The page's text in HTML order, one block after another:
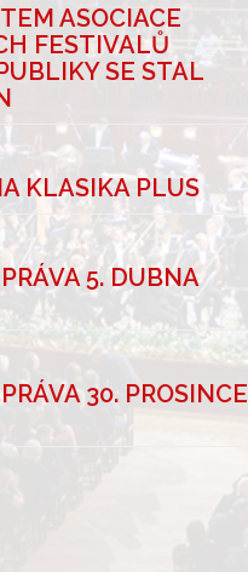
ASOCIACE
FESTIVALŮ
SE STAL
KLASIKA PLUS
5. DUBNA
30. PROSINCE